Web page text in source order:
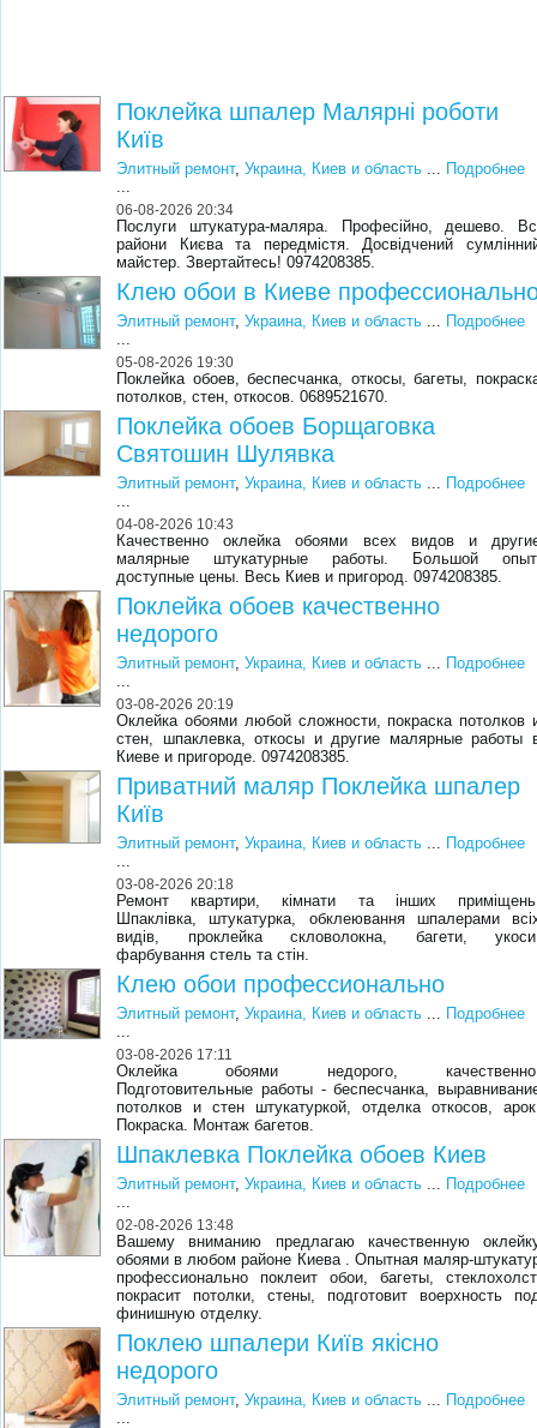
Поклейка шпалер Малярні роботи
Київ
Элитный ремонт,Украина, Киев и область ... Подробнее
...
06-08-2026 20:34
Послуги штукатура-маляра. Професійно, дешево.
райони Києва та передмістя. Досвідчений
майстер. Звертайтесь! 0974208385.
Клею обои в Киеве
Элитный ремонт,Украина, Киев и область ... Подробнее
...
05-08-2026 19:30
Поклейка обоев, беспесчанка, откосы, багеты,
потолков, стен, откосов. 0689521670.
Поклейка обоев Борщаговка
Святошин Шулявка
Элитный ремонт,Украина, Киев и область ... Подробнее
...
04-08-2026 10:43
Качественно оклейка обоями всех видов и
малярные штукатурные работы. Большой
доступные цены. Весь Киев и пригород. 0974208385.
Поклейка обоев качественно
недорого
Элитный ремонт,Украина, Киев и область ... Подробнее
...
03-08-2026 20:19
Оклейка обоями любой сложности, покраска потолков
стен, шпаклевка, откосы и другие малярные работы
Киеве и пригороде. 0974208385.
Приватний маляр Поклейка шпалер
Київ
Элитный ремонт,Украина, Киев и область ... Подробнее
...
03-08-2026 20:18
Ремонт квартири, кімнати та інших
Шпаклівка, штукатурка, обклеювання шпалерами
видів, проклейка скловолокна, багети,
фарбування стель та стін.
Клею обои профессионально
Элитный ремонт,Украина, Киев и область ... Подробнее
...
03-08-2026 17:11
Оклейка обоями недорого,
Подготовительные работы - беспесчанка,
потолков и стен штукатуркой, отделка откосов,
Покраска. Монтаж багетов.
Шпаклевка Поклейка обоев Киев
Элитный ремонт,Украина, Киев и область ... Подробнее
...
02-08-2026 13:48
Вашему вниманию предлагаю качественную
обоями в любом районе Киева . Опытная маляр-
профессионально поклеит обои, багеты,
покрасит потолки, стены, подготовит воерхность
финишную отделку.
Поклею шпалери Київ якісно
недорого
Элитный ремонт,Украина, Киев и область ... Подробнее
...